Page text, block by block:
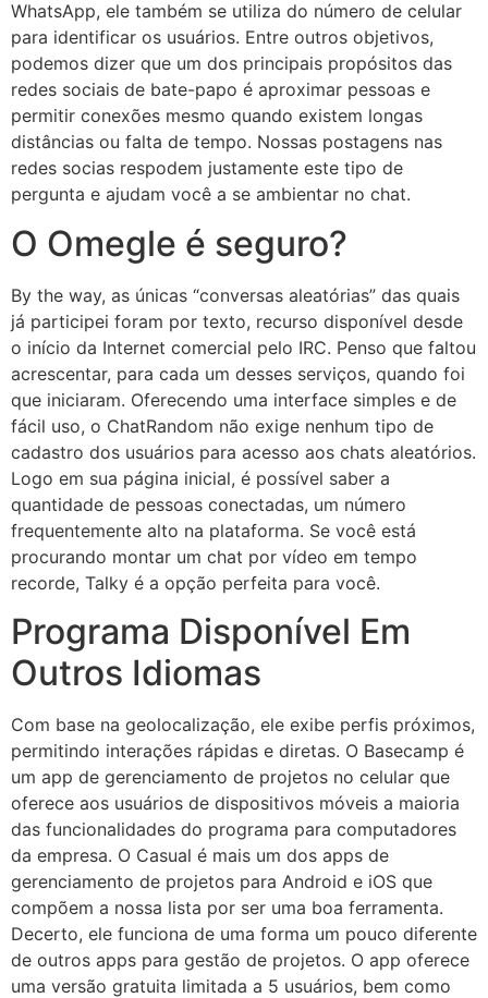
WhatsApp, ele também se utiliza do número de celular
para identificar os usuários. Entre outros objetivos,
podemos dizer que um dos principais propósitos das
redes sociais de bate-papo é aproximar pessoas e
permitir conexões mesmo quando existem longas
distâncias ou falta de tempo. Nossas postagens nas
redes socias respodem justamente este tipo de
pergunta e ajudam você a se ambientar no chat.
O Omegle é seguro?
By the way, as únicas “conversas aleatórias” das quais
já participei foram por texto, recurso disponível desde
o início da Internet comercial pelo IRC. Penso que faltou
acrescentar, para cada um desses serviços, quando foi
que iniciaram. Oferecendo uma interface simples e de
fácil uso, o ChatRandom não exige nenhum tipo de
cadastro dos usuários para acesso aos chats aleatórios.
Logo em sua página inicial, é possível saber a
quantidade de pessoas conectadas, um número
frequentemente alto na plataforma. Se você está
procurando montar um chat por vídeo em tempo
recorde, Talky é a opção perfeita para você.
Programa Disponível Em
Outros Idiomas
Com base na geolocalização, ele exibe perfis próximos,
permitindo interações rápidas e diretas. O Basecamp é
um app de gerenciamento de projetos no celular que
oferece aos usuários de dispositivos móveis a maioria
das funcionalidades do programa para computadores
da empresa. O Casual é mais um dos apps de
gerenciamento de projetos para Android e iOS que
compõem a nossa lista por ser uma boa ferramenta.
Decerto, ele funciona de uma forma um pouco diferente
de outros apps para gestão de projetos. O app oferece
uma versão gratuita limitada a 5 usuários, bem como